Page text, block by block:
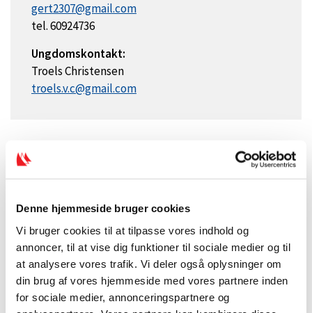
Denne hjemmeside bruger cookies
Vi bruger cookies til at tilpasse vores indhold og
annoncer, til at vise dig funktioner til sociale medier og til
at analysere vores trafik. Vi deler også oplysninger om
din brug af vores hjemmeside med vores partnere inden
for sociale medier, annonceringspartnere og
gert2307@gmail.com
tel. 60924736
Ungdomskontakt:
Troels Christensen
troels.v.c@gmail.com